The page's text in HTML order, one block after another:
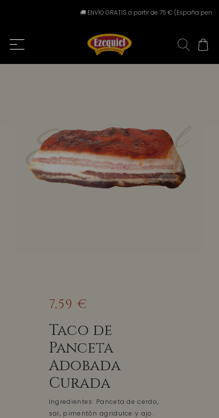
🚚 ENVÍO GRATIS a partir de 75 € (España
7,59 €
Taco de
Panceta
Adobada
Curada
Ingredientes: Panceta de cerdo,
sal, pimentón agridulce y ajo.